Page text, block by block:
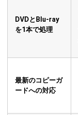
DVDとBlu-ray
を1本で処理
最新のコピーガ
ードへの対応